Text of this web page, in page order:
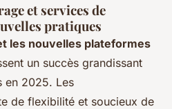
et services de
pratiques
les nouvelles plateformes
un succès grandissant
en 2025. Les
de flexibilité et soucieux de